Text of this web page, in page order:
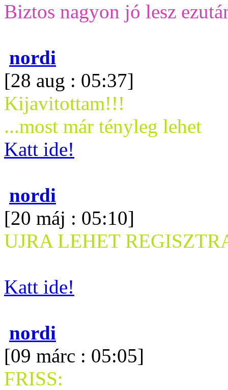
Biztos nagyon jó lesz
nordi
[28 aug : 05:37]
Kijavitottam!!!
...most már tényleg lehet
Katt ide!
nordi
[20 máj : 05:10]
UJRA LEHET
Katt ide!
nordi
[09 márc : 05:05]
FRISS: